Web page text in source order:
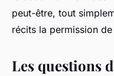
peut-être, tout
récits la permission
Les questions